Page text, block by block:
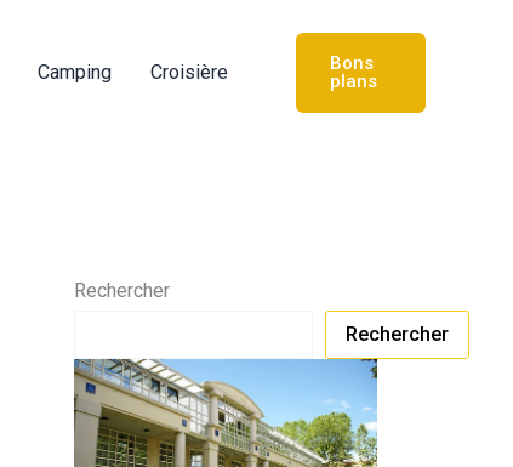
Camping Croisière
Bons
plans
Rechercher
Rechercher